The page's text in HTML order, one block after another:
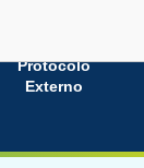
Protocolo
Externo